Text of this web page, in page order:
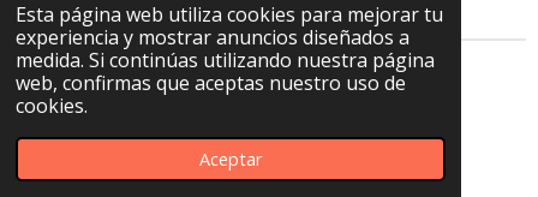
Esta página web utiliza cookies para mejorar tu
experiencia y mostrar anuncios diseñados a
medida. Si continúas utilizando nuestra página
web, confirmas que aceptas nuestro uso de
cookies.
Aceptar
I
n
s
a
W
h
a
s
Webador